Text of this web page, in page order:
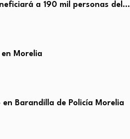
a 190 mil personas del…
Morelia
en Barandilla de Policía Morelia